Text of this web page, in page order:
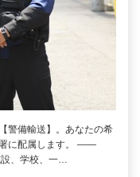
警備輸送】。あなたの希
に配属します。 ――
、学校、一…